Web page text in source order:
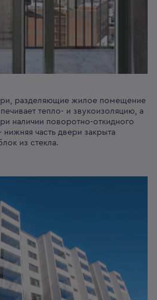
разделяющие жилое помещение
тепло- и звукоизоляцию, а
наличии поворотно-откидного
часть двери закрыта
из стекла.